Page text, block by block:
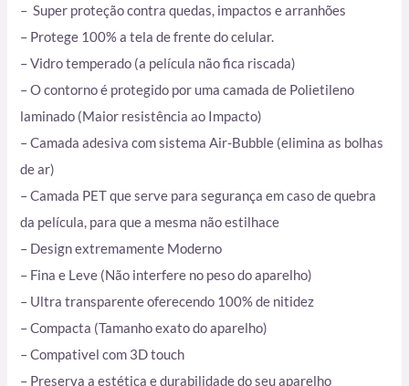
– Super proteção contra quedas, impactos e arranhões
– Protege 100% a tela de frente do celular.
– Vidro temperado (a película não fica riscada)
– O contorno é protegido por uma camada de Polietileno
laminado (Maior resistência ao Impacto)
– Camada adesiva com sistema Air-Bubble (elimina as bolhas
de ar)
– Camada PET que serve para segurança em caso de quebra
da película, para que a mesma não estilhace
– Design extremamente Moderno
– Fina e Leve (Não interfere no peso do aparelho)
– Ultra transparente oferecendo 100% de nitidez
– Compacta (Tamanho exato do aparelho)
– Compativel com 3D touch
– Preserva a estética e durabilidade do seu aparelho